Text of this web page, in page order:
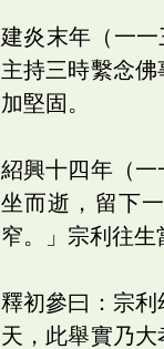
建炎末年（一
主持三時繫念
加堅固。
紹興十四年（
坐而逝，留下
窄。」宗利往生
釋初參曰：宗
天，此舉實乃